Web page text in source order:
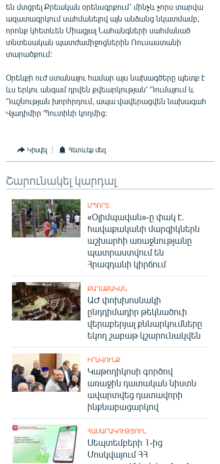
Հայերեն
English
Русский
ՀԵՏԵՎԵՔ ՄԵԶ
են մտցրել Քրեական օրենսգրքում՝ մինչև չորս տարվա
ազատազրկում սահմանելով այն անձանց նկատմամբ,
որոնք կհետևեն Միացյալ Նահանգների սահմանած
տնտեսական պատժամիջոցներին Ռուսաստանի
տարածքում:
Օրենքի ուժ ստանալու համար այս նախագծերը պետք է
ևս երկու անգամ դրվեն քվեարկության՝ Դումայում և
Դաշնության խորհրդում, ապա վավերացվեն նախագահ
Վլադիմիր Պուտինի կողմից:
Կիսվել Հետևեք մեզ
Շարունակել կարդալ
ՍՊՈՐՏ
«Օլիմպավան»-ը փակ է.
հավաքականի մարզիկներն
աշխարհի առաջնությանը
պատրաստվում են
Հրազդանի կիրճում
ՔԱՂԱՔԱԿԱՆ
ԱԺ փոխխոսնակի
ընդդիմադիր թեկնածուի
վերաբերյալ քննարկումները
եկող շաբաթ կշարունակվեն
ԻՐԱՎՈՒՆՔ
Կաթողիկոսի գործով
առաջին դատական նիստն
ավարտվեց դատավորի
ինքնաբացարկով
ՀԱՍԱՐԱԿՈՒԹՅՈՒՆ
Սեպտեմբերի 1-ից
Մոսկվայում ՀՀ